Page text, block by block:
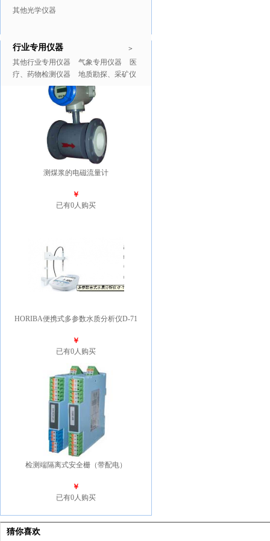
其他光学仪器
>
行业专用仪器
其他行业专用仪器 气象专用仪器
医
疗、药物检测仪器
地质勘探、采矿仪
推广商品 更多>>
测煤浆的电磁流量计
￥
已有0人购买
HORIBA便携式多参数水质分析仪D-71
￥
已有0人购买
检测端隔离式安全栅（带配电）
￥
已有0人购买
猜你喜欢